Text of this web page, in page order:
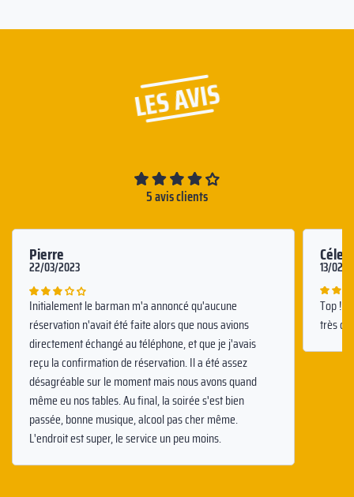
LES AVIS
5 avis clients
Pierre
22/03/2023
Initialement le barman m'a annoncé qu'aucune
réservation n'avait été faite alors que nous avions
directement échangé au téléphone, et que je j'avais
reçu la confirmation de réservation. Il a été assez
désagréable sur le moment mais nous avons quand
même eu nos tables. Au final, la soirée s'est bien
passée, bonne musique, alcool pas cher même.
L'endroit est super, le service un peu moins.
13/02/
Top !
très